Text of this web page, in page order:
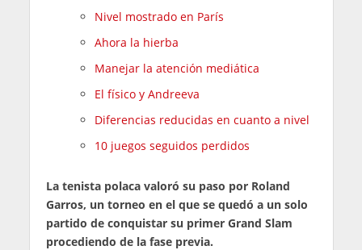
Nivel mostrado en París
Ahora la hierba
Manejar la atención mediática
El físico y Andreeva
Diferencias reducidas en cuanto a nivel
10 juegos seguidos perdidos
La tenista polaca valoró su paso por Roland
Garros, un torneo en el que se quedó a un solo
partido de conquistar su primer Grand Slam
procediendo de la fase previa.